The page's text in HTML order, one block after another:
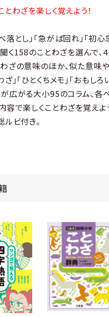
とわざを楽しく覚えよう！
落とし」「急がば回れ」「初
く158のことわざを選んで、
ざの意味のほか、似た意味
」「ひとくちメモ」「おもし
広がる大小95のコラム、各
容で楽しくことわざを覚えよ
ルビ付き。